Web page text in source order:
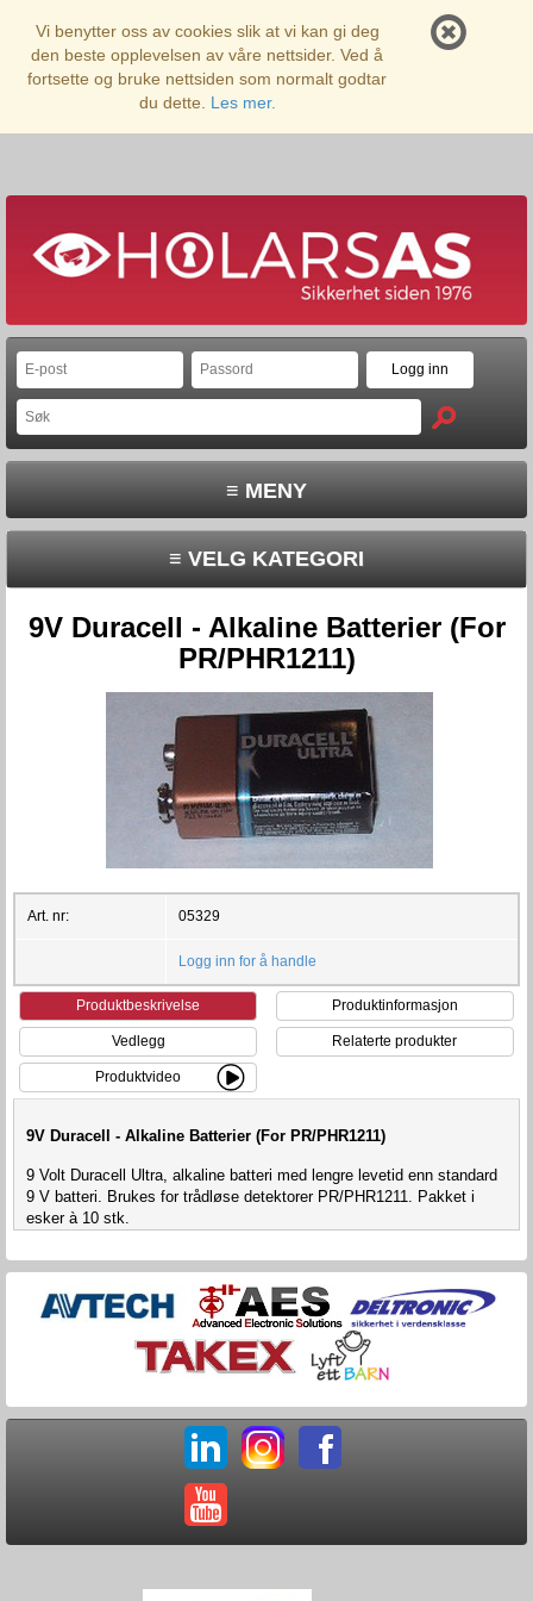
Vi benytter oss av cookies slik at vi kan gi deg
den beste opplevelsen av våre nettsider. Ved å
fortsette og bruke nettsiden som normalt godtar
du dette. Les mer.
≡ MENY
≡ VELG KATEGORI
9V Duracell - Alkaline Batterier (For
PR/PHR1211)
Art. nr: 05329
Logg inn for å handle
Produktbeskrivelse Produktinformasjon
Vedlegg Relaterte produkter
Produktvideo
9V Duracell - Alkaline Batterier (For PR/PHR1211)
9 Volt Duracell Ultra, alkaline batteri med lengre levetid enn standard
9 V batteri. Brukes for trådløse detektorer PR/PHR1211. Pakket i
esker à 10 stk.